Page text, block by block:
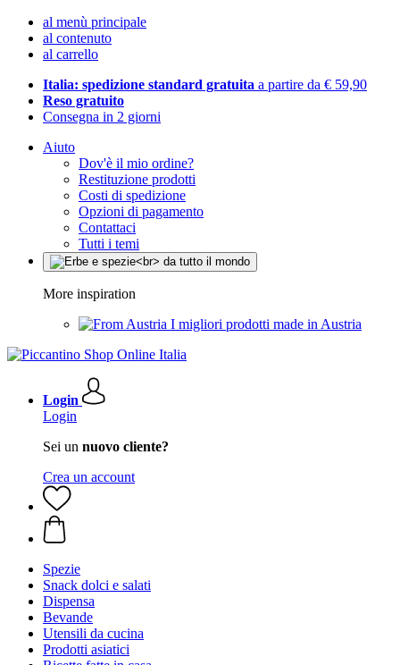
al menù principale
al contenuto
al carrello
Italia: spedizione standard gratuita a partire da € 59,90
Reso gratuito
Consegna in 2 giorni
Aiuto
Dov'è il mio ordine?
Restituzione prodotti
Costi di spedizione
Opzioni di pagamento
Contattaci
Tutti i temi
More inspiration
I migliori prodotti made in Austria
Login
Login
Sei un nuovo cliente?
Crea un account
Spezie
Snack dolci e salati
Dispensa
Bevande
Utensili da cucina
Prodotti asiatici